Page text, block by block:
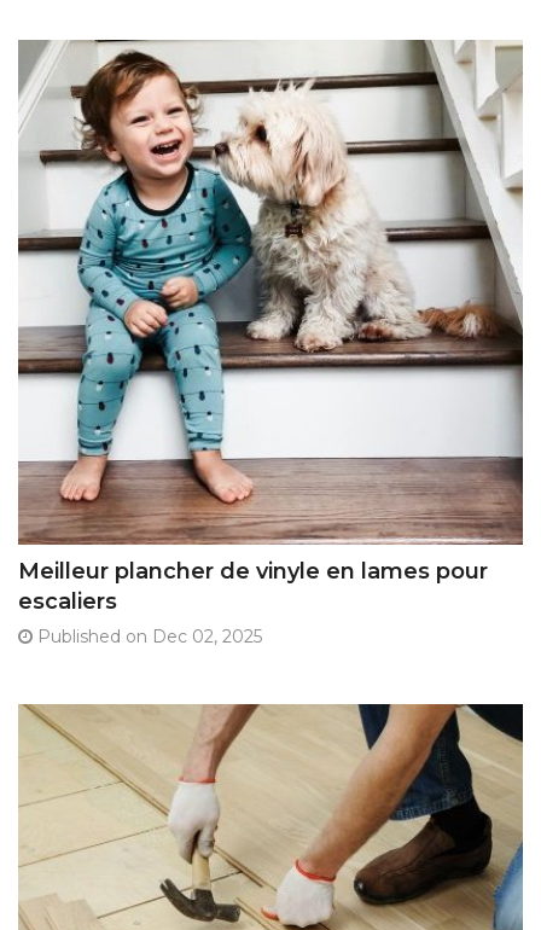
Meilleur plancher de vinyle en lames pour
escaliers
Published on Dec 02, 2025